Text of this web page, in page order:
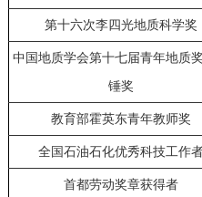
第十六次李四光地质科学奖
中国地质学会第十七届青年地质
锤奖
教育部霍英东青年教师奖
全国石油石化优秀科技工作
首都劳动奖章获得者